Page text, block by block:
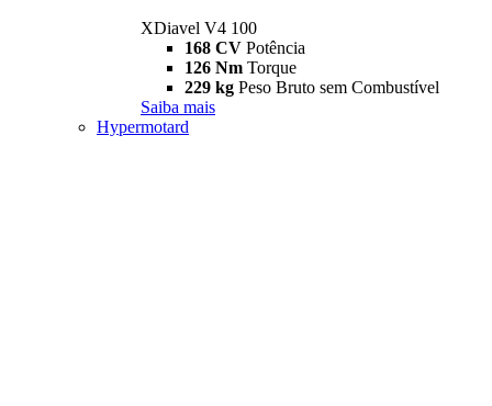
XDiavel V4 100
168 CV Potência
126 Nm Torque
229 kg Peso Bruto sem Combustível
Saiba mais
Hypermotard